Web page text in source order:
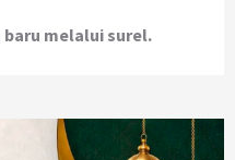
melalui surel.